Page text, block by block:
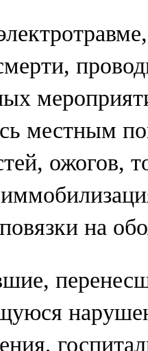
местным
ожогов,
на